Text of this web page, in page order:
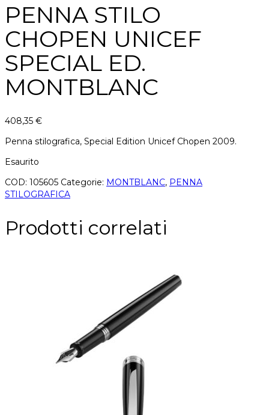
PENNA STILO
CHOPEN UNICEF
SPECIAL ED.
MONTBLANC
408,35 €
Penna stilografica, Special Edition Unicef Chopen 2009.
Esaurito
COD: 105605 Categorie: MONTBLANC, PENNA
STILOGRAFICA
Prodotti correlati